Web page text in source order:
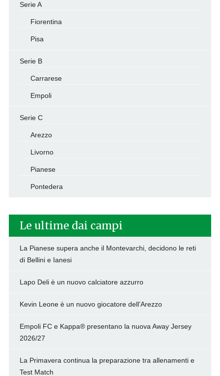
Serie A
Fiorentina
Pisa
Serie B
Carrarese
Empoli
Serie C
Arezzo
Livorno
Pianese
Pontedera
Le ultime dai campi
La Pianese supera anche il Montevarchi, decidono le reti
di Bellini e Ianesi
Lapo Deli è un nuovo calciatore azzurro
Kevin Leone è un nuovo giocatore dell’Arezzo
Empoli FC e Kappa® presentano la nuova Away Jersey
2026/27
La Primavera continua la preparazione tra allenamenti e
Test Match